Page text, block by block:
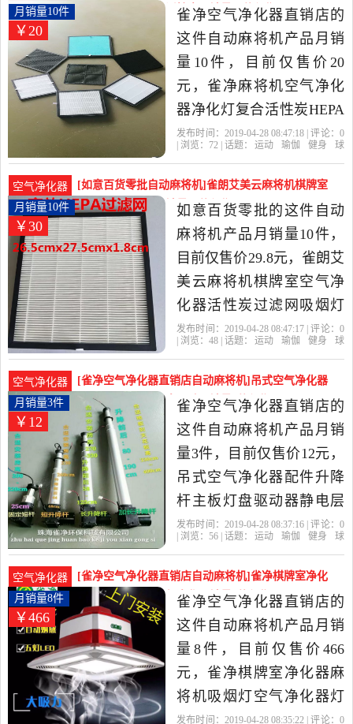
比很高的更多棋牌，由浙
江 绍兴发货。
净化器净化灯复合活性炭月销量10件仅售20元
￥20
月销量10件
雀净空气净化器直销店的
这件自动麻将机产品月销
量10件，目前仅售价20
元，雀净麻将机空气净化
器净化灯复合活性炭HEPA
过滤网过滤棉棋牌室是
销店精选运动,瑜伽,健身,球
迷用品当中性价比很高的
自动麻将机，由广东 珠海
发货。
发布时间：2019-04-28 08:47:18 | 评论： 0
| 浏览： 72 | 话题： 运动 瑜伽 健身
球
空气净化器
[如意百货零批自动麻将机]雀朗艾美云麻将机棋牌室
空气净化器活性月销量10件仅售29.8元
￥30
月销量10件
如意百货零批的这件自动
麻将机产品月销量10件，
目前仅售价29.8元，雀朗艾
美云麻将机棋牌室空气净
化器活性炭过滤网吸烟灯
滤网滤芯是2019年如意百
球迷用品当中性价比很高
的自动麻将机，由浙江 杭
州发货。
发布时间：2019-04-28 08:47:17 | 评论： 0
| 浏览： 48 | 话题： 运动 瑜伽 健身
球
空气净化器
[雀净空气净化器直销店自动麻将机]吊式空气净化器
配件升降杆主板灯盘驱动月销量3件仅售12元
￥12
月销量3件
雀净空气净化器直销店的
这件自动麻将机产品月销
量3件，目前仅售价12元，
吊式空气净化器配件升降
杆主板灯盘驱动器静电层
显示屏固定块遥控是2019
精选运动,瑜伽,健身,球迷用
品当中性价比很高的自动
麻将机，由广东 珠海发
货。
发布时间：2019-04-28 08:37:16 | 评论： 0
| 浏览： 56 | 话题： 运动 瑜伽 健身
球
空气净化器
[雀净空气净化器直销店自动麻将机]雀净棋牌室净化
器麻将机吸烟灯空气净化月销量8件仅售466元
￥466
月销量8件
雀净空气净化器直销店的
这件自动麻将机产品月销
量8件，目前仅售价466
元，雀净棋牌室净化器麻
将机吸烟灯空气净化器灯
麻将馆抽烟机吸烟宝是
发布时间：2019-04-28 08:35:22 | 评论： 0